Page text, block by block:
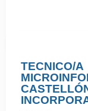
TECNICO/A